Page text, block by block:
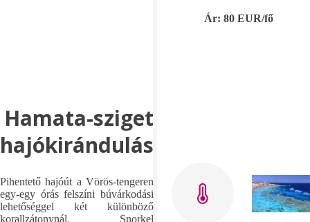
Ár: 80 EUR/fő
Hamata-sziget
hajókirándulás
Pihentető hajóút a Vörös-tengeren
egy-egy órás felszíni búvárkodási
lehetőséggel két különböző
korallzátonynál. Snorkel